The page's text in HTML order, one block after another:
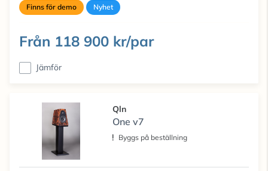
Finns för demo Nyhet
Från 118 900 kr/par
Jämför
Qln
One v7
Byggs på beställning